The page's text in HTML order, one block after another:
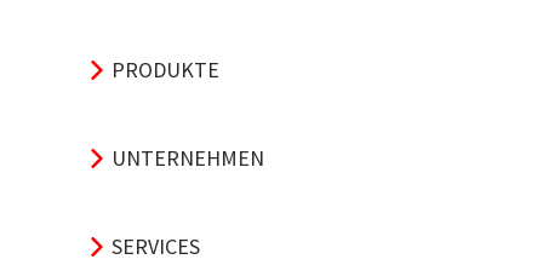
PRODUKTE
UNTERNEHMEN
SERVICES